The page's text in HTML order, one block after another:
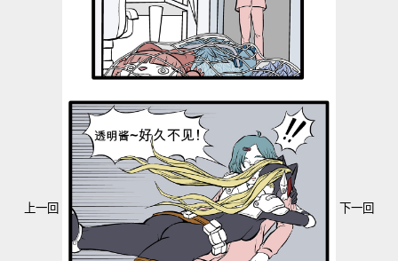
下一回
上一回